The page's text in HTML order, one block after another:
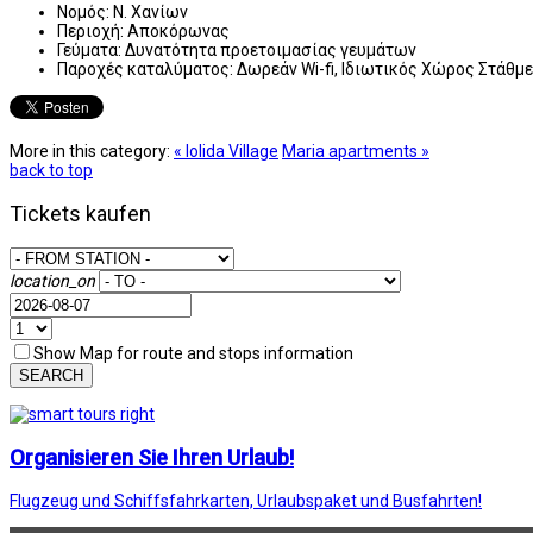
Νομός: Ν. Χανίων
Περιοχή: Αποκόρωνας
Γεύματα: Δυνατότητα προετοιμασίας γευμάτων
Παροχές καταλύματος: Δωρεάν Wi-fi, Ιδιωτικός Χώρος
More in this category: « Iolida Village Maria apartments »
back to top
Tickets kaufen
location_on
Show Map for route and stops information
SEARCH
Organisieren Sie Ihren Urlaub!
Flugzeug und Schiffsfahrkarten, Urlaubspaket und Busfahrten!